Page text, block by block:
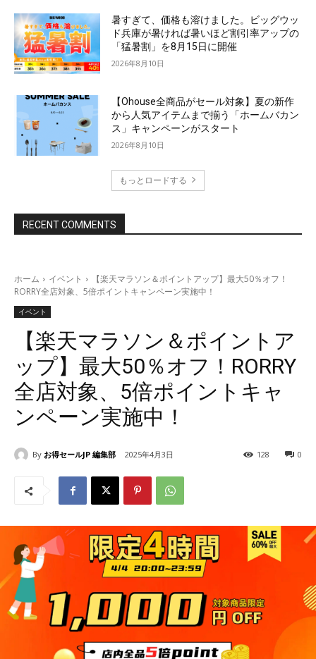
暑すぎて、価格も溶けました。ビッグウッ
ド兵庫が暑ければ暑いほど割引率アップの
「猛暑割」を8月15日に開催
2026年8月10日
【Ohouse全商品がセール対象】夏の新作
から人気アイテムまで揃う「ホームバカン
ス」キャンペーンがスタート
2026年8月10日
もっとロードする
RECENT COMMENTS